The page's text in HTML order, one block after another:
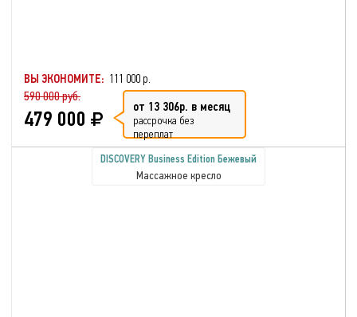
ВЫ ЭКОНОМИТЕ: 111 000 р.
590 000 руб.
479 000 от 13 306р. в месяц
рассрочка без
переплат
DISCOVERY Business Edition Бежевый
Массажное кресло